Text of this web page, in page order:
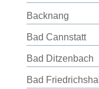
Backnang
Bad Cannstatt
Bad Ditzenbach
Bad Friedrichshall